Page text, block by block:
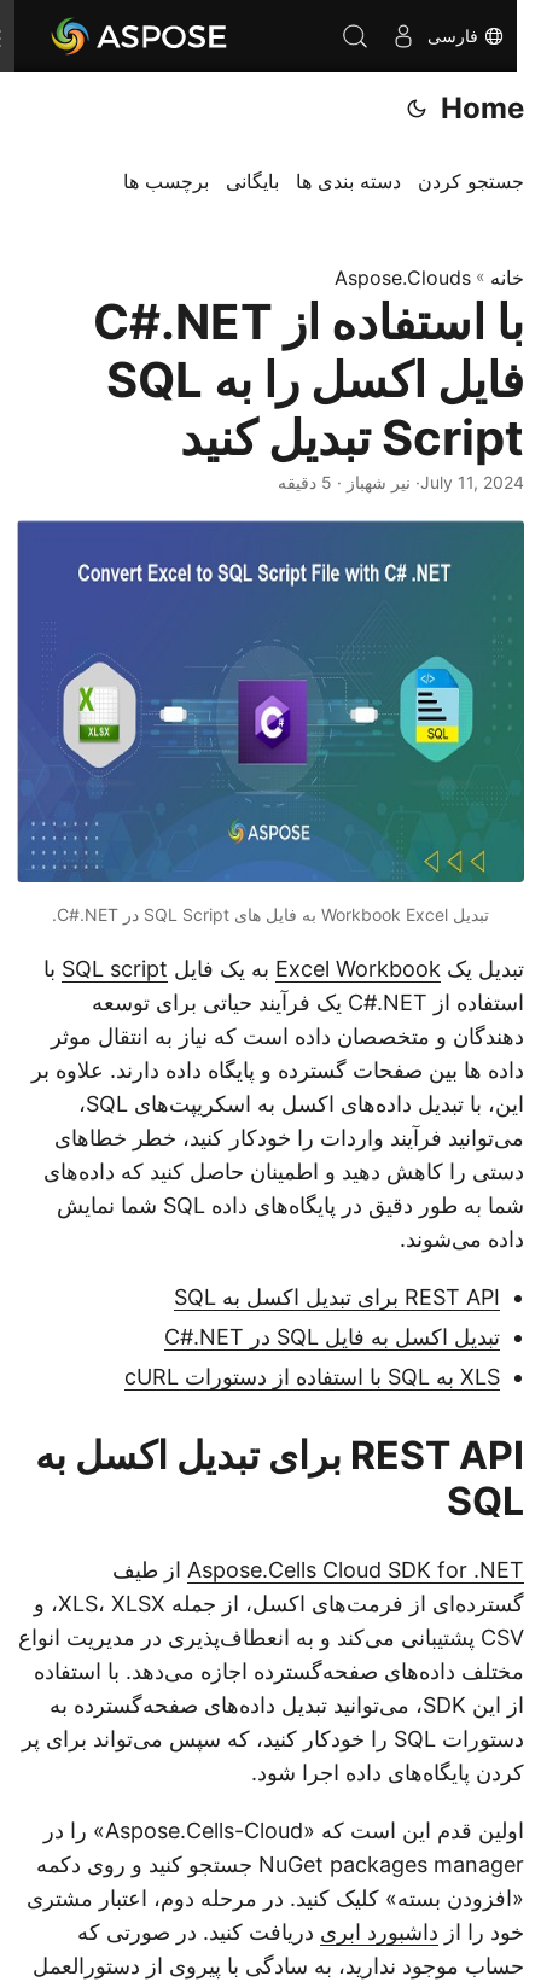
فارسی
Home
جستجو کردن دسته بندی ها بایگانی برچسب ها
خانه»
Aspose.Clouds
با استفاده از C#.NET
فایل اکسل را به SQL
Script تبدیل کنید
July 11, 2024· نیر شهباز · 5 دقیقه
تبدیل Workbook Excel به فایل های SQL Script در C#.NET.
تبدیل یکExcel Workbookبه یک فایل SQL scriptبا
استفاده از C#.NET یک فرآیند حیاتی برای توسعه
دهندگان و متخصصان داده است که نیاز به انتقال موثر
داده ها بین صفحات گسترده و پایگاه داده دارند. علاوه بر
این، با تبدیل داده‌های اکسل به اسکریپت‌های SQL،
می‌توانید فرآیند واردات را خودکار کنید، خطر خطاهای
دستی را کاهش دهید و اطمینان حاصل کنید که داده‌های
شما به طور دقیق در پایگاه‌های داده SQL شما نمایش
داده می‌شوند.
REST API برای تبدیل اکسل به SQL
تبدیل اکسل به فایل SQL در C#.NET
XLS به SQL با استفاده از دستورات cURL
REST API برای تبدیل اکسل به
SQL
Aspose.Cells Cloud SDK for .NETاز طیف
گسترده‌ای از فرمت‌های اکسل، از جمله XLS، XLSX، و
CSV پشتیبانی می‌کند و به انعطاف‌پذیری در مدیریت انواع
مختلف داده‌های صفحه‌گسترده اجازه می‌دهد. با استفاده
از این SDK، می‌توانید تبدیل داده‌های صفحه‌گسترده به
دستورات SQL را خودکار کنید، که سپس می‌تواند برای پر
کردن پایگاه‌های داده اجرا شود.
اولین قدم این است که «Aspose.Cells-Cloud» را در
NuGet packages manager جستجو کنید و روی دکمه
«افزودن بسته» کلیک کنید. در مرحله دوم، اعتبار مشتری
خود را از داشبورد ابریدریافت کنید. در صورتی که
حساب موجود ندارید، به سادگی با پیروی از دستورالعمل